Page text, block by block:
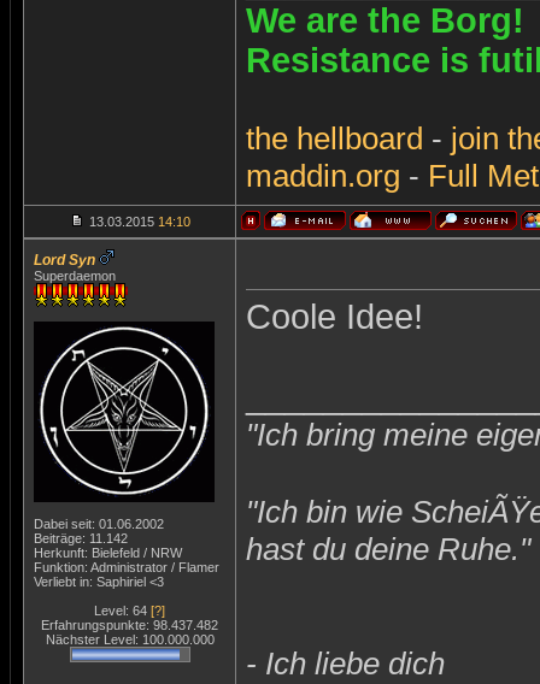
We are the Borg!
Resistance is
the hellboard - join
maddin.org - Full
13.03.2015 14:10
Lord Syn
Superdaemon
Dabei seit: 01.06.2002
Beiträge: 11.142
Herkunft: Bielefeld / NRW
Funktion: Administrator / Flamer
Verliebt in: Saphiriel <3
Level: 64 [?]
Erfahrungspunkte: 98.437.482
Nächster Level: 100.000.000
Coole Idee!
"Ich bring meine
"Ich bin wie
hast du deine
- Ich liebe dich